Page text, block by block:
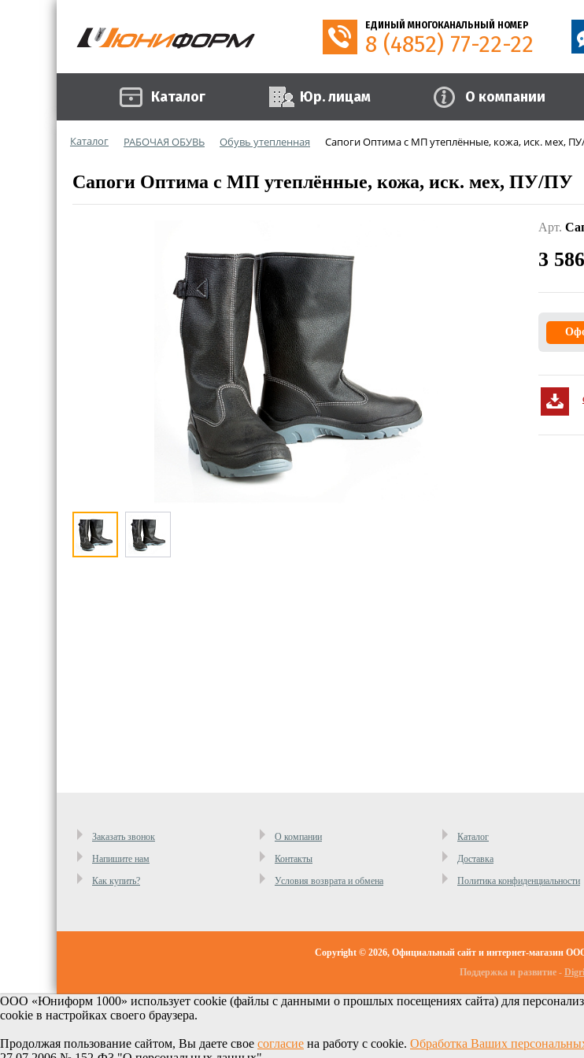
ЕДИНЫЙ МНОГОКАНАЛЬНЫЙ НОМЕР
8 (4852) 77-22-22
Каталог Юр. лицам О компании
Каталог РАБОЧАЯ ОБУВЬ Обувь утепленная Сапоги Оптима с МП утеплённые, кожа, иск. мех,
Сапоги Оптима с МП утеплённые, кожа, иск. мех, ПУ/ПУ
Арт.
3 586
Заказать звонок О компании Каталог
Напишите нам
Контакты Доставка
Как купить?
Условия возврата и обмена Политика конфиденциальности
Copyright © 2026, Официальный сайт и интернет-магазин
Поддержка и развитие -
ООО «Юниформ 1000» использует cookie (файлы с данными о прошлых посещениях сайта) для
cookie в настройках своего браузера.
Продолжая пользование сайтом, Вы даете свое согласие на работу с cookie. Обработка Ваших